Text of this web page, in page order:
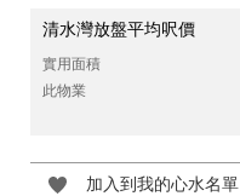
清水灣放盤平均呎價
實用面積
此物業
加入到我的心水名單